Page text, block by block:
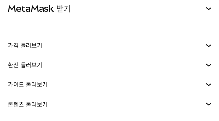
실물자산
MetaMask Connect
Snaps
웹3 서비스
MetaMask 받기
보안
고객 지원
가격 둘러보기
이더리움 가격
솔라나 가격
환전 둘러보기
ETH를 USD로 환전
USDT를 INR로 환전
가이드 둘러보기
ETH 매수
콘텐츠 둘러보기